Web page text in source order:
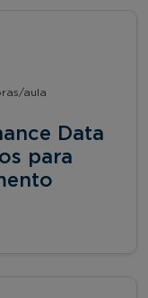
aula
Data
para